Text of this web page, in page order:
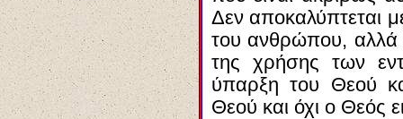
Δεν αποκαλύπτεται
του ανθρώπου,
της χρήσης των
ύπαρξη του Θεού
Θεού και όχι ο Θεός